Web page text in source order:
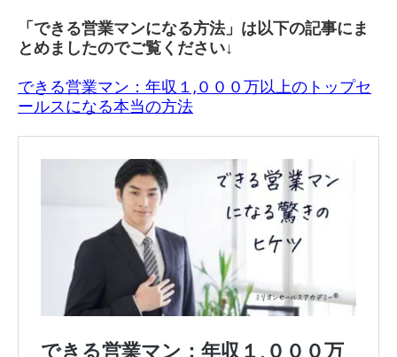
「できる営業マンになる方法」は以下の記事にま
とめましたのでご覧ください↓
できる営業マン：年収１,０００万以上のトップセ
ールスになる本当の方法